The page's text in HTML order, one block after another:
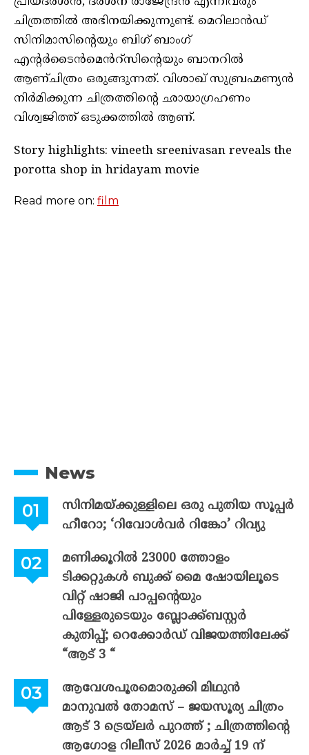
ചിത്രത്തിൽ അഭിനയിക്കുന്നുണ്ട്. മെറിലാൻഡ്
സിനിമാസിന്റെയും ബിഗ് ബാംഗ്
എന്റർടൈൻമെൻറ്സിന്റെയും ബാനറിൽ
ആണ്ചിത്രം ഒരുങ്ങുന്നത്. വിശാഖ് സുബ്രഹ്മണ്യൻ
നിർമിക്കുന്ന ചിത്രത്തിന്റെ ഛായാഗ്രഹണം
വിശ്വജിത്ത് ഒടുക്കത്തിൽ ആണ്.
Story highlights: vineeth sreenivasan reveals the
porotta shop in hridayam movie
Read more on: film
News
സിനിമയ്ക്കുള്ളിലെ ഒരു പുതിയ സൂപ്പർ
ഹീറോ; ‘റിവോൾവർ റിങ്കോ’ റിവ്യു
മണിക്കൂറിൽ 23000 ത്തോളം
ടിക്കറ്റുകൾ ബുക്ക് മൈ ഷോയിലൂടെ
വിറ്റ് ഷാജി പാപ്പന്റെയും
പിള്ളേരുടെയും ബ്ലോക്ക്ബസ്റ്റർ
കുതിപ്പ്; റെക്കോർഡ് വിജയത്തിലേക്ക്
“ആട് 3 “
ആവേശപൂരമൊരുക്കി മിഥുൻ
മാനുവൽ തോമസ് – ജയസൂര്യ ചിത്രം
ആട് 3 ട്രെയ്‌ലർ പുറത്ത് ; ചിത്രത്തിന്റെ
ആഗോള റിലീസ് 2026 മാർച്ച് 19 ന്